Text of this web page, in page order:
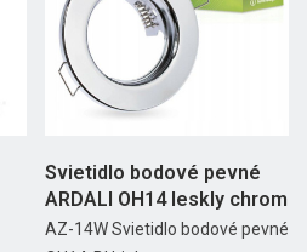
Svietidlo bodové pevné
ARDALI OH14 leskly chrom
AZ-14W Svietidlo bodové pevné